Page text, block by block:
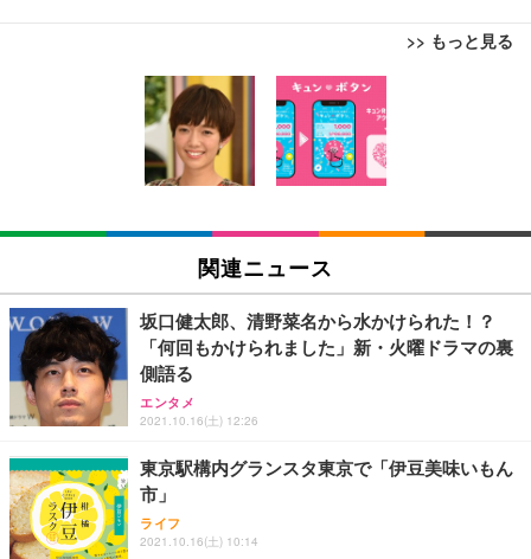
>> もっと見る
[EdoErgo] オフィスチェア 椅子 テレワーク 疲れな
い 跳ね上げ式アームレスト コンパクト 約105度ロッ
キング pc 事務椅子 360度回転 座面昇降 強化ナイロ
ン樹脂ベース 通気性メッシュ 在宅ワーク H-WY01
(黒網+黒枠+黒足)
￥5,699
SIHOO B100 オフィスチェア／デスクチェア メッシ
ュチェア 人間工学 疲れない ブラック
￥27,999
Sezlife オフィスチェア デスクチェア 疲れない テレ
ワーク チェア 強化バックレスト 30度ロッキング機
能 人間工学 椅子 腰サポート 90度跳ね上げ式アーム
レスト 3Dヘッドレスト ハンガー付き 高反発クッシ
務用 おしゃれ パソコンチェア (ブラック)
Sezlife オフィスチェア デスクチェア 疲れない テレ
ワーク チェア 強化バックレスト 30度ロッキング機
能 人間工学 椅子 腰サポート 90度跳ね上げ式アーム
EIZO ビジネス向けプレミアムモニター | FlexScan
EV3240X-WT | 31.5型4K UHD・USB Type-C・ホワ
イト
￥105,595
EIZO ビジネス向けプレミアムモニター | FlexScan
￥109,572
【純正品】27"ゲーミングモニター DualSense 充電
フック付き（CFI-ZDM1J）
￥49,979
【整備済み品】Dell E2724HS 27インチ 液晶モニタ
ー フルHD（1920×1080）VA 非光沢 HDMI/DisplayP
ort/VGA スピーカー内蔵 高さ調整 スイベル VESA対
Amazonベーシック ペットシーツ 薄型 レギュラー 1
回使い捨て 無香料 ホワイト 300枚
￥3,373
Amazonベーシック ペットシーツ 厚型 ワイド 42枚
x2袋(84枚) ホワイト(吸収面:ライトブルー)
￥3,234
ネオ・ルーライフ ネオ・オムツ L 中型犬用 26枚入
り 単品
￥1,800
Smart Basic(スマートベーシック) 【Amazon.co.jp
限定】 Smart Basic アイリスオーヤマ ペットシーツ
超厚型 お徳用 ワイド 100枚入 (x 1) (ケース販売)
関連ニュース
坂口健太郎、清野菜名から水かけられた！？
「何回もかけられました」新・火曜ドラマの裏
側語る
エンタメ
2021.10.16(土) 12:26
東京駅構内グランスタ東京で「伊豆美味いもん
市」
ライフ
2021.10.16(土) 10:14